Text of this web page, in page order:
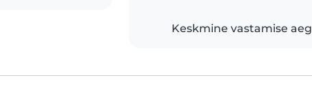
Keskmine vastamise aeg